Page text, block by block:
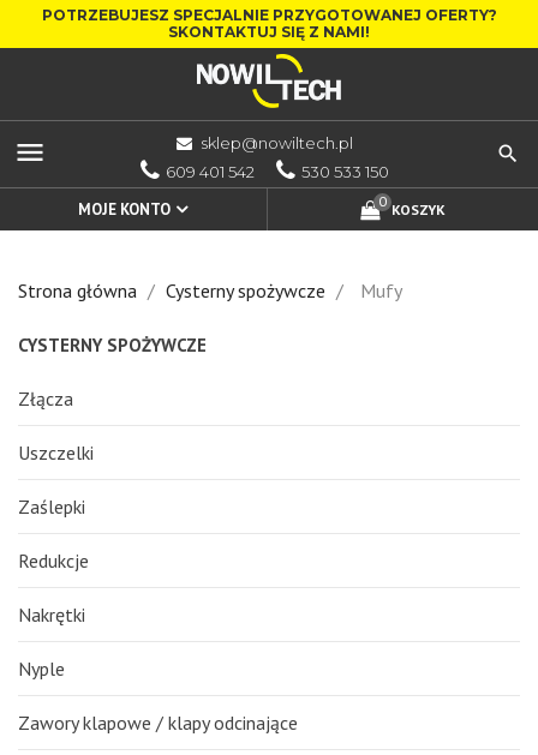
POTRZEBUJESZ SPECJALNIE PRZYGOTOWANEJ OFERTY?
SKONTAKTUJ SIĘ Z NAMI!
menu
sklep@nowiltech.pl
609 401 542
530 533 150
KOSZYK
0
MOJE KONTO
Strona główna Cysterny spożywcze Mufy
CYSTERNY SPOŻYWCZE
Złącza
Uszczelki
Zaślepki
Redukcje
Nakrętki
Nyple
Zawory klapowe / klapy odcinające